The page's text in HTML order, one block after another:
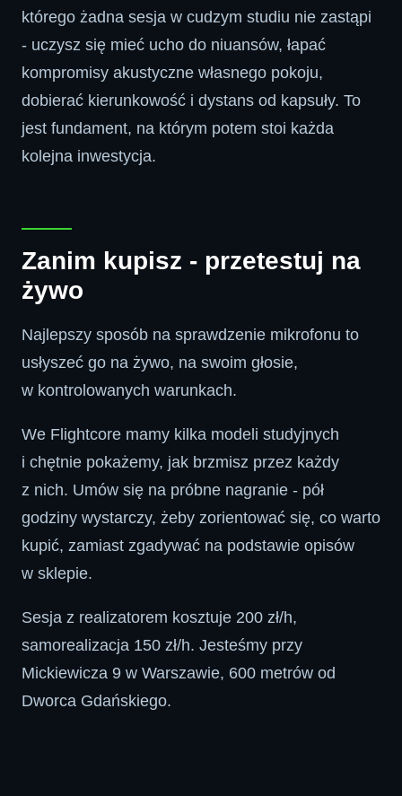
którego żadna sesja w cudzym studiu nie zastąpi
- uczysz się mieć ucho do niuansów, łapać
kompromisy akustyczne własnego pokoju,
dobierać kierunkowość i dystans od kapsuły. To
jest fundament, na którym potem stoi każda
kolejna inwestycja.
Zanim kupisz - przetestuj na
żywo
Najlepszy sposób na sprawdzenie mikrofonu to
usłyszeć go na żywo, na swoim głosie,
w kontrolowanych warunkach.
We Flightcore mamy kilka modeli studyjnych
i chętnie pokażemy, jak brzmisz przez każdy
z nich. Umów się na próbne nagranie - pół
godziny wystarczy, żeby zorientować się, co warto
kupić, zamiast zgadywać na podstawie opisów
w sklepie.
Sesja z realizatorem kosztuje 200 zł/h,
samorealizacja 150 zł/h. Jesteśmy przy
Mickiewicza 9 w Warszawie, 600 metrów od
Dworca Gdańskiego.